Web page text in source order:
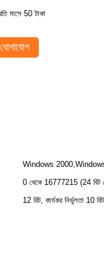
মাসে 50 টাকা
Windows
0 থেকে 16777215 (24 বিট
12 বিট, কার্যকর নির্ভুলতা 10 বিট